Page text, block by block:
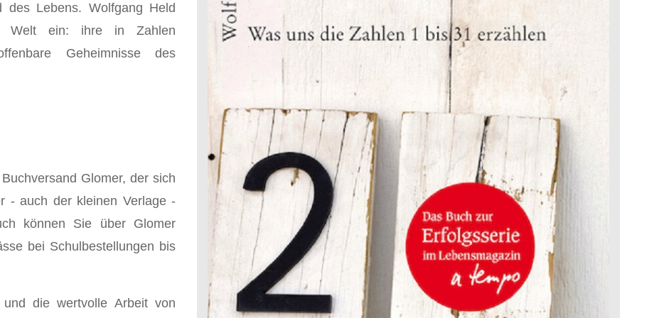
des Lebens. Wolfgang Held
Welt ein: ihre in Zahlen
Geheimnisse des
Glomer, der sich
- auch der kleinen Verlage -
können Sie über Glomer
bei Schulbestellungen bis
und die wertvolle Arbeit von